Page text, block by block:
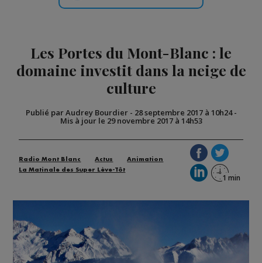
Les Portes du Mont-Blanc : le
domaine investit dans la neige de
culture
Publié par Audrey Bourdier- 28 septembre 2017 à 10h24-
Mis à jour le 29 novembre 2017 à 14h53
Radio Mont Blanc Actus
Animation
La Matinale des Super Lève-Tôt